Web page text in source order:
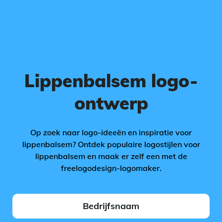
Lippenbalsem logo-
ontwerp
Op zoek naar logo-ideeën en inspiratie voor
lippenbalsem? Ontdek populaire logostijlen voor
lippenbalsem en maak er zelf een met de
freelogodesign-logomaker.